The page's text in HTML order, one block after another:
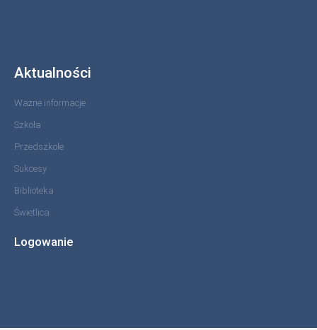
Aktualności
Ważne informacje
Szkoła
Przedszkole
Sukcesy
Biblioteka
Świetlica
Logowanie